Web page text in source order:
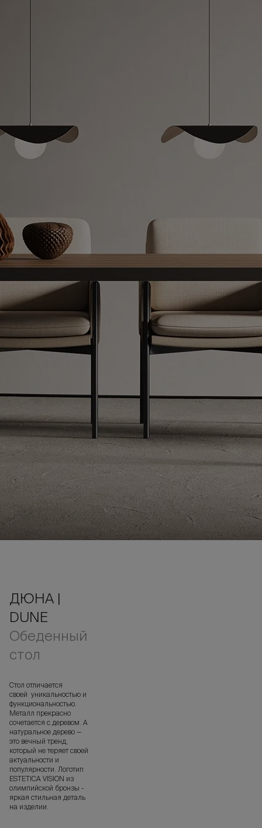
ДЮНА |
DUNE
Обеденный
стол
Cтол отличается
своей уникальностью и
функциональностью.
Металл прекрасно
сочетается с деревом. А
натуральное дерево —
это вечный тренд,
который не теряет своей
актуальности и
популярности. Логотип
ESTETICA VISION из
олимпийской бронзы -
яркая стильная деталь
на изделии.